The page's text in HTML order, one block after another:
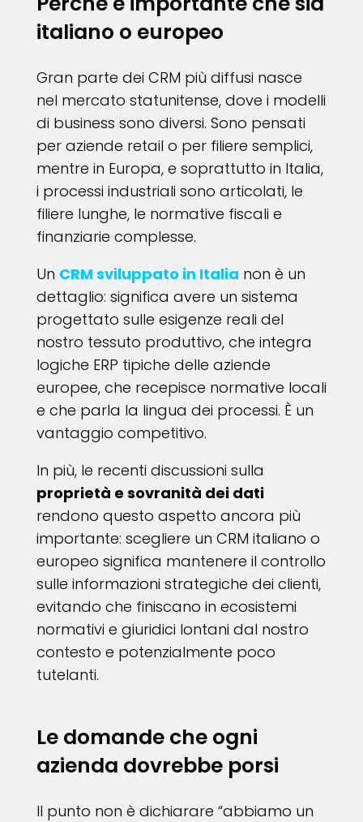
italiano o europeo
Gran parte dei CRM più diffusi nasce
nel mercato statunitense, dove i modelli
di business sono diversi. Sono pensati
per aziende retail o per filiere semplici,
mentre in Europa, e soprattutto in Italia,
i processi industriali sono articolati, le
filiere lunghe, le normative fiscali e
finanziarie complesse.
Un CRM sviluppato in Italia non è un
dettaglio: significa avere un sistema
progettato sulle esigenze reali del
nostro tessuto produttivo, che integra
logiche ERP tipiche delle aziende
europee, che recepisce normative locali
e che parla la lingua dei processi. È un
vantaggio competitivo.
In più, le recenti discussioni sulla
proprietà e sovranità dei dati
rendono questo aspetto ancora più
importante: scegliere un CRM italiano o
europeo significa mantenere il controllo
sulle informazioni strategiche dei clienti,
evitando che finiscano in ecosistemi
normativi e giuridici lontani dal nostro
contesto e potenzialmente poco
tutelanti.
Le domande che ogni
azienda dovrebbe porsi
Il punto non è dichiarare “abbiamo un